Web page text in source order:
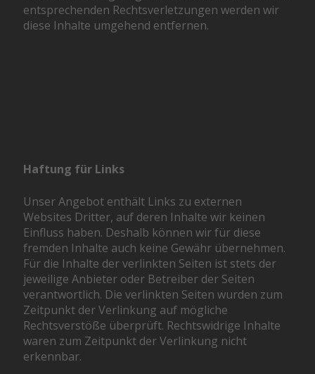
entsprechenden Rechtsverletzungen werden wir
diese Inhalte umgehend entfernen.
Haftung für Links
Unser Angebot enthält Links zu externen
Websites Dritter, auf deren Inhalte wir keinen
Einfluss haben. Deshalb können wir für diese
fremden Inhalte auch keine Gewähr übernehmen.
Für die Inhalte der verlinkten Seiten ist stets der
jeweilige Anbieter oder Betreiber der Seiten
verantwortlich. Die verlinkten Seiten wurden zum
Zeitpunkt der Verlinkung auf mögliche
Rechtsverstöße überprüft. Rechtswidrige Inhalte
waren zum Zeitpunkt der Verlinkung nicht
erkennbar.